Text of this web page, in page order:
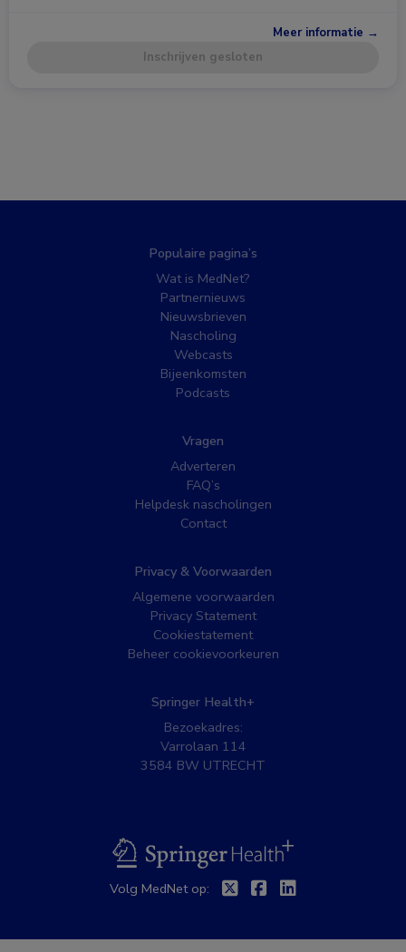
Meer informatie →
Inschrijven gesloten
Populaire pagina’s
Wat is MedNet?
Partnernieuws
Nieuwsbrieven
Nascholing
Webcasts
Bijeenkomsten
Podcasts
Vragen
Adverteren
FAQ’s
Helpdesk nascholingen
Contact
Privacy & Voorwaarden
Algemene voorwaarden
Privacy Statement
Cookiestatement
Beheer cookievoorkeuren
Springer Health+
Bezoekadres:
Varrolaan 114
3584 BW UTRECHT
BSL
Volg MedNet op: TwitterFacebook
Linkedin